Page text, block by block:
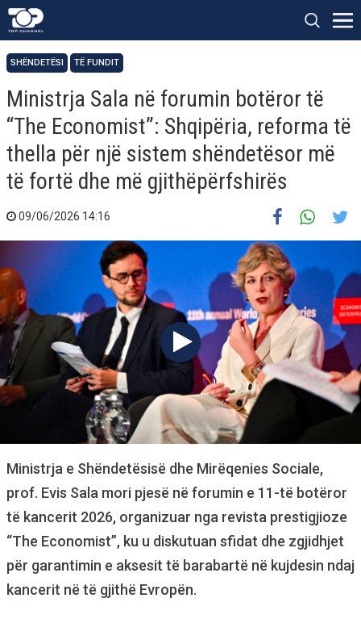
SHËNDETËSI TË FUNDIT
Ministrja Sala në forumin botëror të
“The Economist”: Shqipëria, reforma të
thella për një sistem shëndetësor më
të fortë dhe më gjithëpërfshirës
09/06/2026 14:16
Ministrja e Shëndetësisë dhe Mirëqenies Sociale,
prof. Evis Sala mori pjesë në forumin e 11-të botëror
të kancerit 2026, organizuar nga revista prestigjioze
“The Economist”, ku u diskutuan sfidat dhe zgjidhjet
për garantimin e aksesit të barabartë në kujdesin ndaj
kancerit në të gjithë Evropën.